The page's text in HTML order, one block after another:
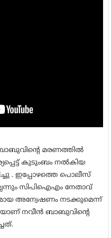
മരണത്തില്‍
കുടുംബം നല്‍കിയ
. ഇപ്പോഴത്തെ പൊലീസ്
സിപിഐഎം നേതാവ്
അന്വേഷണം നടക്കുമെന്ന്
നവീന്‍ ബാബുവിന്റെ